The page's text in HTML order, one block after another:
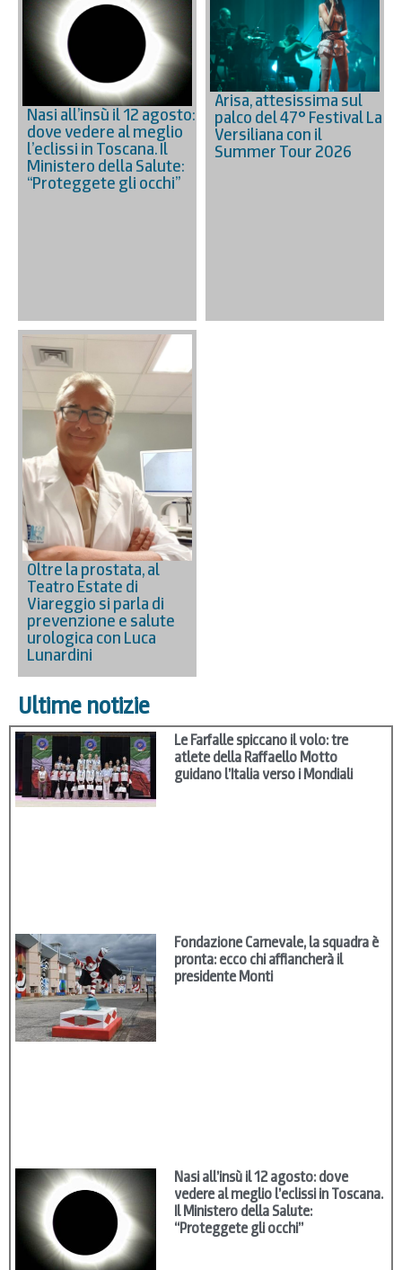
Nasi all’insù il 12 agosto:
dove vedere al meglio
l’eclissi in Toscana. Il
Ministero della Salute:
“Proteggete gli occhi”
Arisa, attesissima sul
palco del 47° Festival La
Versiliana con il
Summer Tour 2026
Oltre la prostata, al
Teatro Estate di
Viareggio si parla di
prevenzione e salute
urologica con Luca
Lunardini
Ultime notizie
Le Farfalle spiccano il volo: tre
atlete della Raffaello Motto
guidano l’Italia verso i Mondiali
Fondazione Carnevale, la squadra è
pronta: ecco chi affiancherà il
presidente Monti
Nasi all’insù il 12 agosto: dove
vedere al meglio l’eclissi in Toscana.
Il Ministero della Salute:
“Proteggete gli occhi”